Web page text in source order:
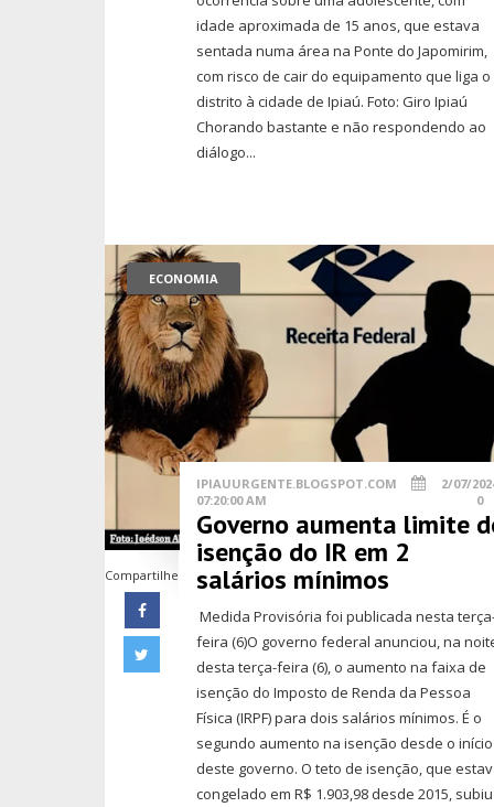
idade aproximada de 15 anos, que estava
sentada numa área na Ponte do Japomirim,
com risco de cair do equipamento que liga o
distrito à cidade de Ipiaú. Foto: Giro Ipiaú
Chorando bastante e não respondendo ao
diálogo...
ECONOMIA
Compartilhe
IPIAUURGENTE.BLOGSPOT.COM
2/07/
07:20:00 AM
0
Governo aumenta limite
isenção do IR em 2
salários mínimos
Medida Provisória foi publicada nesta
feira (6)O governo federal anunciou, na
desta terça-feira (6), o aumento na faixa de
isenção do Imposto de Renda da Pessoa
Física (IRPF) para dois salários mínimos. É o
segundo aumento na isenção desde o início
deste governo. O teto de isenção, que
congelado em R$ 1.903,98 desde 2015, subiu